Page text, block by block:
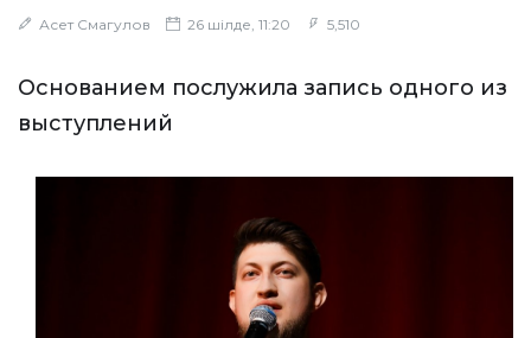
Асет Смагулов 26 шілде, 11:20 5,510
Основанием послужила запись одного из
выступлений